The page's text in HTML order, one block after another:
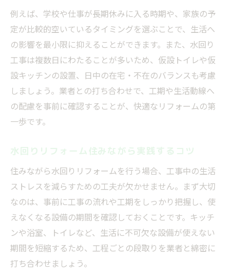
例えば、学校や仕事が長期休みに入る時期や、家族の予
定が比較的空いているタイミングを選ぶことで、生活へ
の影響を最小限に抑えることができます。また、水回り
工事は複数日にわたることが多いため、仮設トイレや仮
設キッチンの設置、日中の在宅・不在のバランスも考慮
しましょう。業者との打ち合わせで、工期や生活動線へ
の配慮を事前に確認することが、快適なリフォームの第
一歩です。
水回りリフォーム住みながら実践するコツ
住みながら水回りリフォームを行う場合、工事中の生活
ストレスを減らすための工夫が欠かせません。まず大切
なのは、事前に工事の流れや工期をしっかり把握し、使
えなくなる設備の期間を確認しておくことです。キッチ
ンや浴室、トイレなど、生活に不可欠な設備が使えない
期間を短縮するため、工程ごとの段取りを業者と綿密に
打ち合わせましょう。